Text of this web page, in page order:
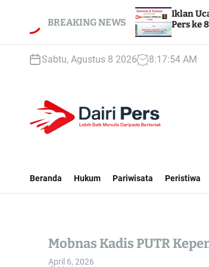
BREAKING NEWS
Iklan Ucapan Selamat & Sukses
Pers ke 8 dari Sekwan DPRD Dairi
Sabtu, Agustus 8 2026 8:17:56 AM
Beranda Hukum Pariwisata Peristiwa
Mobnas Kadis PUTR
April 6, 2026